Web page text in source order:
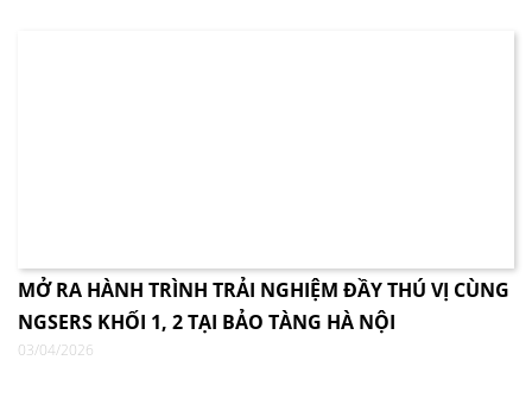
MỞ RA HÀNH TRÌNH TRẢI NGHIỆM ĐẦY THÚ VỊ CÙNG
NGSERS KHỐI 1, 2 TẠI BẢO TÀNG HÀ NỘI
03/04/2026